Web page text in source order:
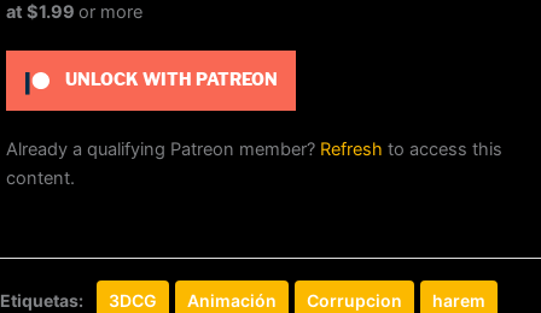
at $1.99 or more
UNLOCK WITH PATREON
Already a qualifying Patreon member? Refresh to access this
content.
Etiquetas: 3DCG Animación Corrupcion harem